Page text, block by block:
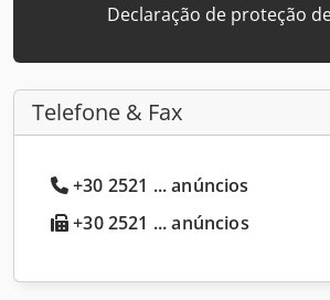
Declaração de proteção
Telefone & Fax
+30 2521 ... anúncios
+30 2521 ... anúncios